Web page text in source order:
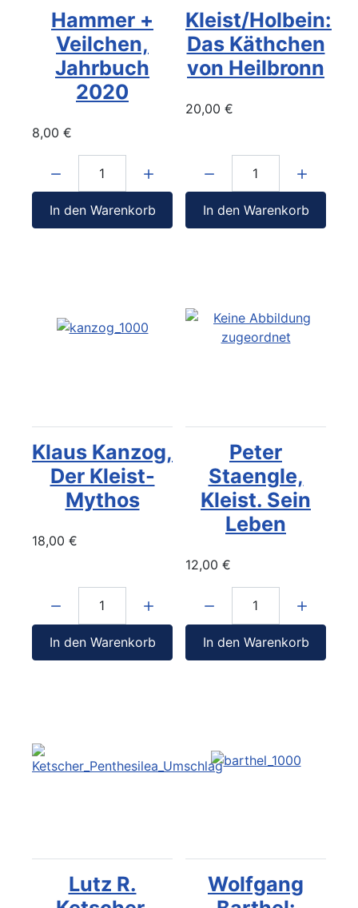
Hammer +
Veilchen,
Jahrbuch
2020
8,00 €
In den Warenkorb
Kleist/Holbein:
Das Käthchen
von Heilbronn
20,00 €
In den Warenkorb
Klaus Kanzog,
Der Kleist-
Mythos
18,00 €
In den Warenkorb
Peter
Staengle,
Kleist. Sein
Leben
12,00 €
In den Warenkorb
Lutz R.
Wolfgang